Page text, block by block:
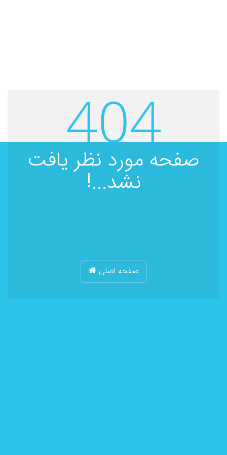
404
صفحه مورد نظر یافت
نشد...!
صفحه اصلی